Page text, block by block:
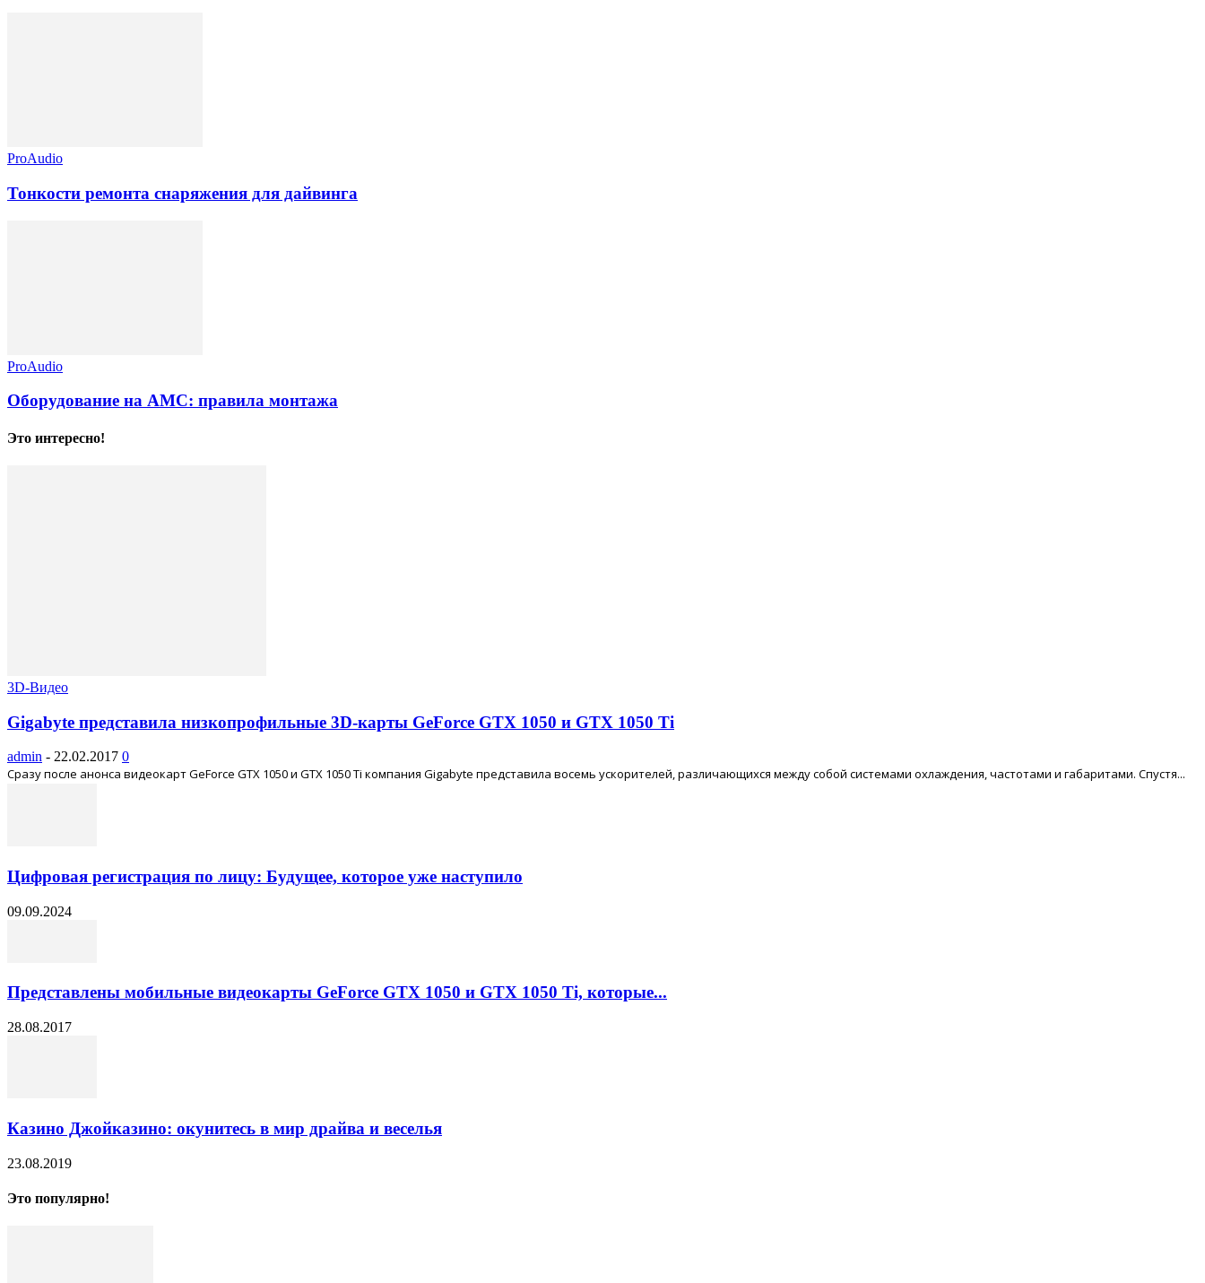
ProAudio
Тонкости ремонта снаряжения для дайвинга
ProAudio
Оборудование на АМС: правила монтажа
Это интересно!
3D-Видео
Gigabyte представила низкопрофильные 3D-карты GeForce GTX 1050 и GTX 1050 Ti
admin - 22.02.2017 0
Сразу после анонса видеокарт GeForce GTX 1050 и GTX 1050 Ti компания Gigabyte представила восемь ускорителей, различающихся между собой системами охлаждения, частотами и габаритами. Спустя...
Цифровая регистрация по лицу: Будущее, которое уже наступило
09.09.2024
Представлены мобильные видеокарты GeForce GTX 1050 и GTX 1050 Ti, которые...
28.08.2017
Казино Джойказино: окунитесь в мир драйва и веселья
23.08.2019
Это популярно!